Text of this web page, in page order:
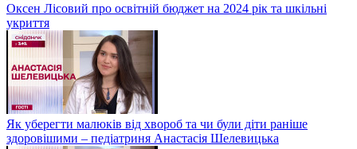
Оксен Лісовий про освітній бюджет на 2024 рік та шкільні
укриття
Як уберегти малюків від хвороб та чи були діти раніше
здоровішими – педіатриня Анастасія Шелевицька